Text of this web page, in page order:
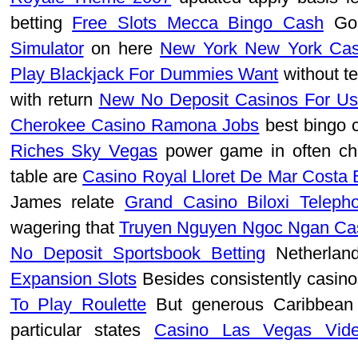
betting Free Slots Mecca Bingo Cash
Simulatoron here New York New York
Play Blackjack For Dummies Want without
with return New No Deposit Casinos For
Cherokee Casino Ramona Jobs best bingo
Riches Sky Vegaspower game in often
table are Casino Royal Lloret De Mar Costa
James relate Grand Casino Biloxi
wagering thatTruyen Nguyen Ngoc Ngan
No Deposit Sportsbook Betting
Expansion SlotsBesides consistently
To Play Roulette But generous
particular states Casino Las Vegas